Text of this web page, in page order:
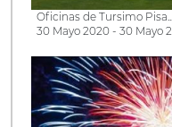
Oficinas de Tursimo Pisa...
30 Mayo 2020 - 30 Mayo